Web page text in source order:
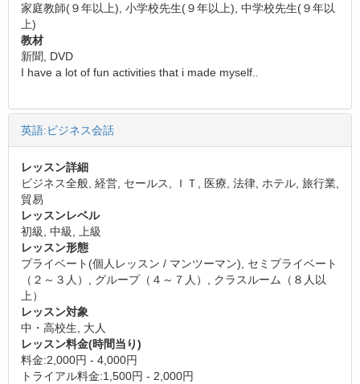
家庭教師(９年以上), 小学校先生(９年以上), 中学校先生(９年以
上)
教材
新聞, DVD
I have a lot of fun activities that i made myself..
英語:ビジネス会話
レッスン詳細
ビジネス全般, 経営, セールス, ＩＴ, 医療, 法律, ホテル, 旅行業,
貿易
レッスンレベル
初級, 中級, 上級
レッスン形態
プライベート(個人レッスン / マンツーマン), セミプライベート
（２～３人）, グループ（４～７人）, クラスルーム（８人以
上）
レッスン対象
中・高校生, 大人
レッスン料金(時間当り)
料金:2,000円 - 4,000円
トライアル料金:1,500円 - 2,000円